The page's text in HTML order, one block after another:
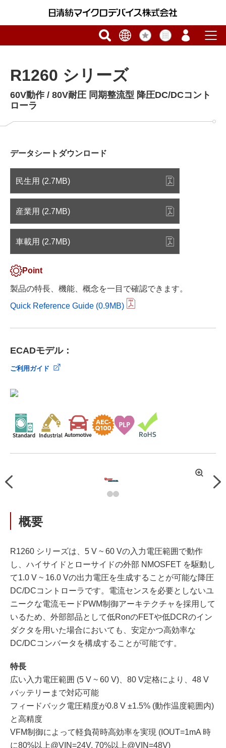
R1260 シリーズ
60V動作 / 80V耐圧 同期整流型 降圧DC/DCコント
ローラ
データシートダウンロード
民生用 (2.7MB)
産業用 (2.7MB)
車載用 (2.7MB)
Point
製品の特長、機能、概念を一目で確認できます。
Quick Reference Guide (0.9MB)
ECADモデル：
ご利用ガイド
Previous
拡
概要
R1260 シリーズは、5 V ~ 60 Vの入力電圧範囲で動作
し、ハイサイドとローサイドの外部 NMOSFET を駆動し
て1.0 V ~ 16.0 Vの出力電圧を生成することが可能な降圧
DC/DCコントローラです。電流センスを必要としないユ
ニークな電流モードPWM制御アーキテクチャを採用して
いるため、外部部品として低RonのFETや低DCRのイン
ダクタを用いた場合においても、安定かつ高効率な
DC/DCコンバータを構成することが可能です。
特長
広い入力電圧範囲 (5 V ~ 60 V)、80 V定格により、48 V
バッテリーまで対応可能
フィードバック電圧精度が0.8 V ±1.5% (動作温度範囲内)
と高精度
VFM制御によって軽負荷時高効率を実現 (IOUT=1mA 時
に80%以上@VIN=24V, 70%以上@VIN=48V)